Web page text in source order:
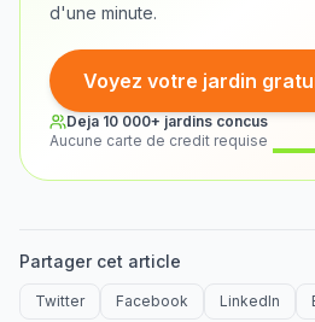
d'une minute.
Voyez votre jardin
Deja 10 000+ jardins concus
Aucune carte de credit requise
Partager cet article
Twitter Facebook LinkedIn